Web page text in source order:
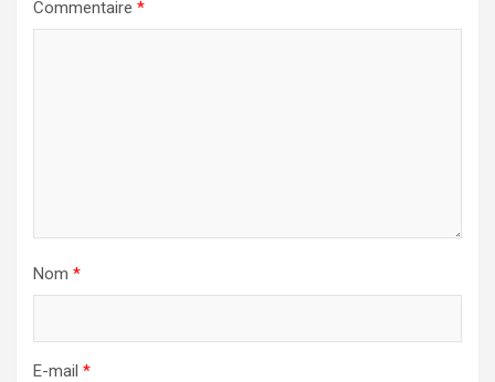
Commentaire *
Nom *
E-mail *